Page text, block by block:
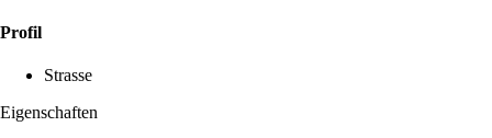
Profil
Strasse
Eigenschaften